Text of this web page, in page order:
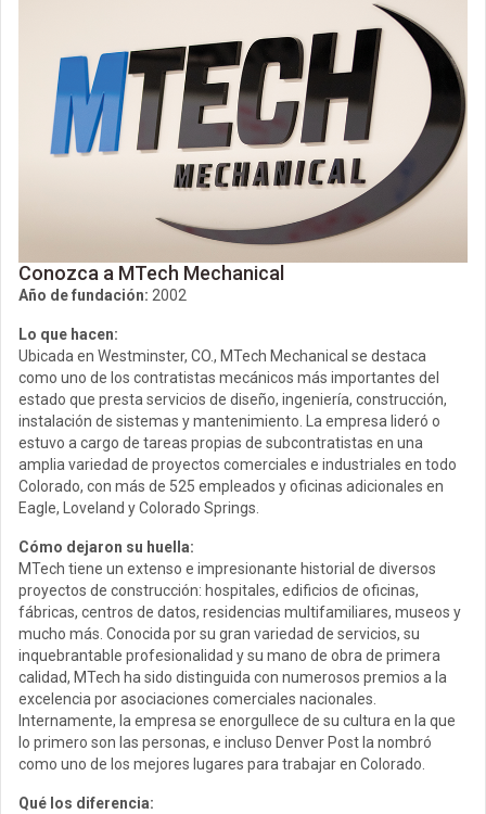
Conozca a MTech Mechanical
Año de fundación: 2002
Lo que hacen:
Ubicada en Westminster, CO., MTech Mechanical se destaca
como uno de los contratistas mecánicos más importantes del
estado que presta servicios de diseño, ingeniería, construcción,
instalación de sistemas y mantenimiento. La empresa lideró o
estuvo a cargo de tareas propias de subcontratistas en una
amplia variedad de proyectos comerciales e industriales en todo
Colorado, con más de 525 empleados y oficinas adicionales en
Eagle, Loveland y Colorado Springs.
Cómo dejaron su huella:
MTech tiene un extenso e impresionante historial de diversos
proyectos de construcción: hospitales, edificios de oficinas,
fábricas, centros de datos, residencias multifamiliares, museos y
mucho más. Conocida por su gran variedad de servicios, su
inquebrantable profesionalidad y su mano de obra de primera
calidad, MTech ha sido distinguida con numerosos premios a la
excelencia por asociaciones comerciales nacionales.
Internamente, la empresa se enorgullece de su cultura en la que
lo primero son las personas, e incluso Denver Post la nombró
como uno de los mejores lugares para trabajar en Colorado.
Qué los diferencia: